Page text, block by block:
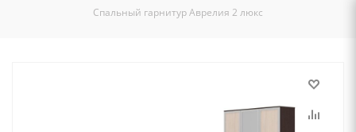
Спальный гарнитур Аврелия 2 люкс